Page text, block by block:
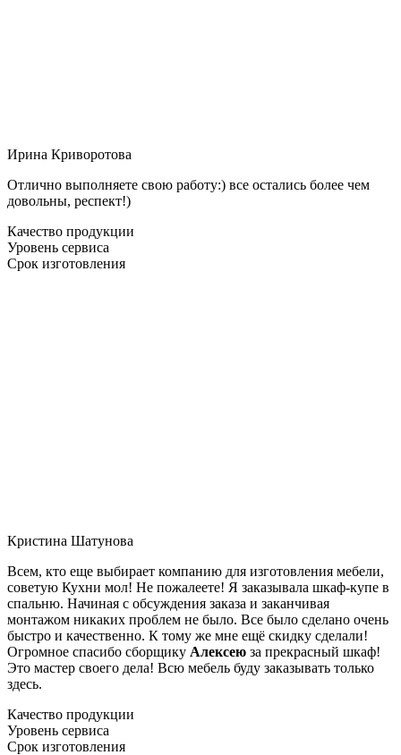
Ирина Криворотова
Отлично выполняете свою работу:) все остались более чем
довольны, респект!)
Качество продукции
Уровень сервиса
Срок изготовления
Кристина Шатунова
Всем, кто еще выбирает компанию для изготовления мебели,
советую Кухни мол! Не пожалеете! Я заказывала шкаф-купе в
спальню. Начиная с обсуждения заказа и заканчивая
монтажом никаких проблем не было. Все было сделано очень
быстро и качественно. К тому же мне ещё скидку сделали!
Огромное спасибо сборщику Алексею за прекрасный шкаф!
Это мастер своего дела! Всю мебель буду заказывать только
здесь.
Качество продукции
Уровень сервиса
Срок изготовления